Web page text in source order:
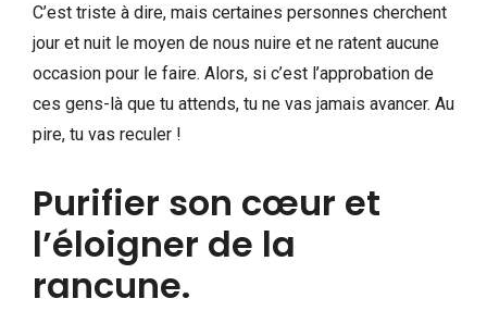
C’est triste à dire, mais certaines personnes cherchent
jour et nuit le moyen de nous nuire et ne ratent aucune
occasion pour le faire. Alors, si c’est l’approbation de
ces gens-là que tu attends, tu ne vas jamais avancer. Au
pire, tu vas reculer !
Purifier son cœur et
l’éloigner de la
rancune.